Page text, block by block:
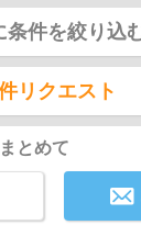
条件を絞り込
リクエスト
とめて